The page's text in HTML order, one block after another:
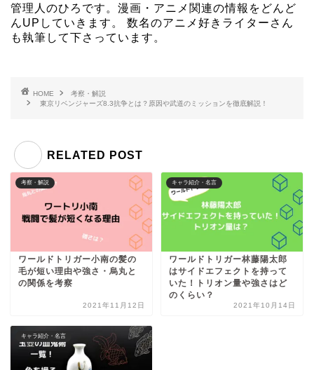
管理人のひろです。漫画・アニメ関連の情報をどんど
んUPしていきます。 数名のアニメ好きライターさん
も執筆して下さっています。
HOME
考察・解説
東京リベンジャーズ8.3抗争とは？原因や武道のミッションを徹底解説！
RELATED POST
考察・解説
ワールドトリガー小南の髪の
毛が短い理由や強さ・烏丸と
の関係を考察
2021年11月12日
キャラ紹介・名言
ワールドトリガー林藤陽太郎
はサイドエフェクトを持って
いた！トリオン量や強さはど
のくらい？
2021年10月14日
キャラ紹介・名言